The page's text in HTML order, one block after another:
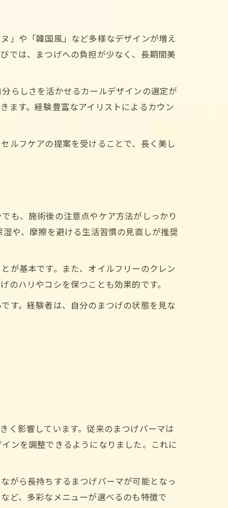
」や「韓国風」など多様なデザインが増え
では、まつげへの負担が少なく、長期間美
らしさを活かせるカールデザインの選定が
ます。経験豊富なアイリストによるカウン
ルフケアの提案を受けることで、長く美し
も、施術後の注意点やケア方法がしっかり
や、摩擦を避ける生活習慣の見直しが推奨
が基本です。また、オイルフリーのクレン
ハリやコシを保つことも効果的です。
す。経験者は、自分のまつげの状態を見な
く影響しています。従来のまつげパーマは
ンを調整できるようになりました。これに
がら長持ちするまつげパーマが可能となっ
ど、多彩なメニューが選べるのも特徴で